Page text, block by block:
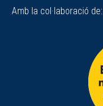
Amb la col·laboració de: